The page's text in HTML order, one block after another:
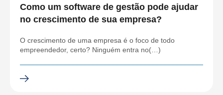
Como um software de gestão pode ajudar
no crescimento de sua empresa?
O crescimento de uma empresa é o foco de todo
empreendedor, certo? Ninguém entra no(…)